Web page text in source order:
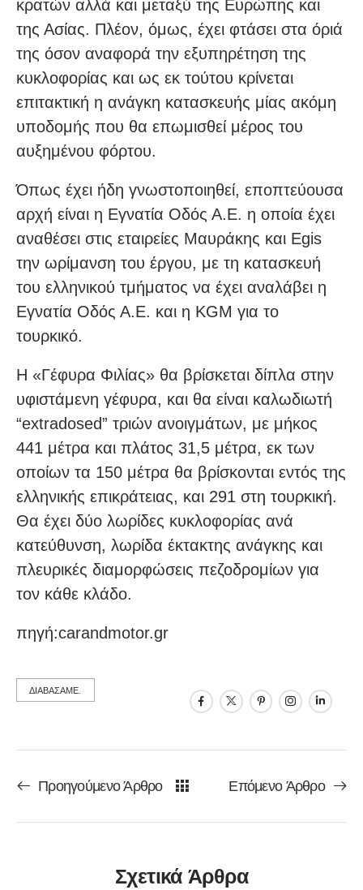
κρατών αλλά και μεταξύ της Ευρώπης και
της Ασίας. Πλέον, όμως, έχει φτάσει στα όριά
της όσον αναφορά την εξυπηρέτηση της
κυκλοφορίας και ως εκ τούτου κρίνεται
επιτακτική η ανάγκη κατασκευής μίας ακόμη
υποδομής που θα επωμισθεί μέρος του
αυξημένου φόρτου.
Όπως έχει ήδη γνωστοποιηθεί, εποπτεύουσα
αρχή είναι η Εγνατία Οδός Α.Ε. η οποία έχει
αναθέσει στις εταιρείες Μαυράκης και Egis
την ωρίμανση του έργου, με τη κατασκευή
του ελληνικού τμήματος να έχει αναλάβει η
Εγνατία Οδός Α.Ε. και η KGM για το
τουρκικό.
Η «Γέφυρα Φιλίας» θα βρίσκεται δίπλα στην
υφιστάμενη γέφυρα, και θα είναι καλωδιωτή
“extradosed” τριών ανοιγμάτων, με μήκος
441 μέτρα και πλάτος 31,5 μέτρα, εκ των
οποίων τα 150 μέτρα θα βρίσκονται εντός της
ελληνικής επικράτειας, και 291 στη τουρκική.
Θα έχει δύο λωρίδες κυκλοφορίας ανά
κατεύθυνση, λωρίδα έκτακτης ανάγκης και
πλευρικές διαμορφώσεις πεζοδρομίων για
τον κάθε κλάδο.
πηγή:carandmotor.gr
ΔΙΑΒΑΣΑΜΕ.
Προηγούμενο Άρθρο Επόμενο Άρθρο
Σχετικά Άρθρα